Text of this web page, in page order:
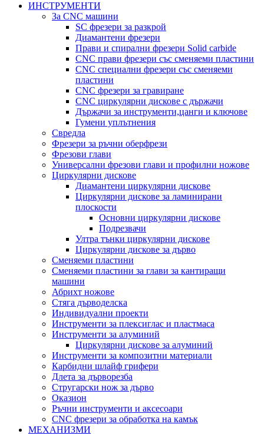
ИНСТРУМЕНТИ
За CNC машини
SC фрезери за разкрой
Диамантени фрезери
Прави и спирални фрезери Solid carbide
CNC прави фрезери със сменяеми пластини
CNC специални фрезери със сменяеми
пластини
CNC фрезери за гравиране
CNC циркулярни дискове с държачи
Държачи за инструменти,цанги и ключове
Гумени уплътнения
Свредла
Фрезери за ръчни оберфрези
Фрезови глави
Универсални фрезови глави и профилни ножове
Циркулярни дискове
Диамантени циркулярни дискове
Циркулярни дискове за ламинирани
плоскости
Основни циркулярни дискове
Подрезвачи
Ултра тънки циркулярни дискове
Циркулярни дискове за дърво
Сменяеми пластини
Сменяеми пластини за глави за кантиращи
машини
Абрихт ножове
Стяга дърводелска
Индивидуални проекти
Инструменти за плексиглас и пластмаса
Инструменти за алуминий
Циркулярни дискове за алуминий
Инструменти за композитни материали
Карбидни шлайф грифери
Длета за дърворезба
Стругарски нож за дърво
Оказион
Ръчни инструменти и аксесоари
CNC фрезери за обработка на камък
МЕХАНИЗМИ